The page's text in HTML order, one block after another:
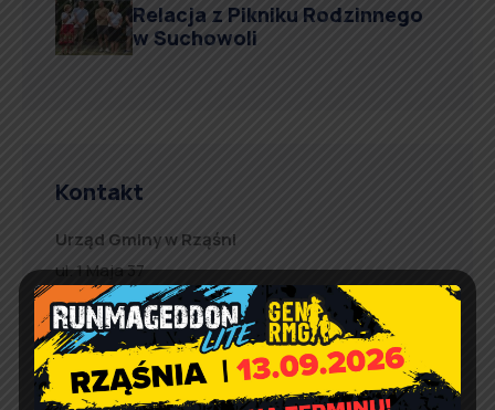
Relacja z Pikniku Rodzinnego
w Suchowoli
Kontakt
Urząd Gminy w Rząśni
ul. 1 Maja 37
98 – 332 Rząśnia
e-doręczenia:AE:PL-57726-56911-GBSAJ-23
adres email:gmina@rzasnia.pl